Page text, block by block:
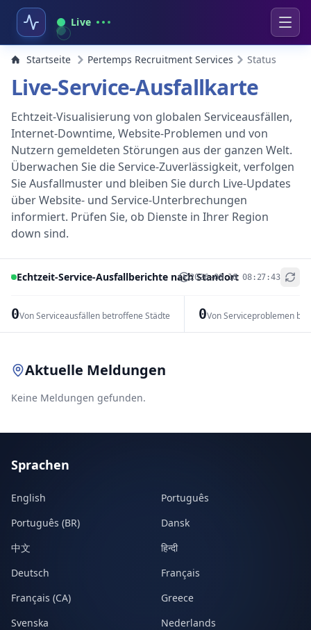
Live
Startseite Pertemps Recruitment Services Status
Live-Service-Ausfallkarte
Echtzeit-Visualisierung von globalen Serviceausfällen,
Internet-Downtime, Website-Problemen und von
Nutzern gemeldeten Störungen aus der ganzen Welt.
Überwachen Sie die Service-Zuverlässigkeit, verfolgen
Sie Ausfallmuster und bleiben Sie durch Live-Updates
über Website- und Service-Unterbrechungen
informiert. Prüfen Sie, ob Dienste in Ihrer Region
down sind.
Echtzeit-Service-Ausfallberichte nach Standort
2026-08-10 08:27:43
0Von Serviceausfällen betroffene Städte 0Von Serviceproblemen
+
Aktuelle Meldungen
Keine Meldungen gefunden.
Sprachen
English
Português
Português (BR)
Dansk
中文
हिन्दी
Deutsch
Français
Français (CA)
Greece
Svenska
Nederlands